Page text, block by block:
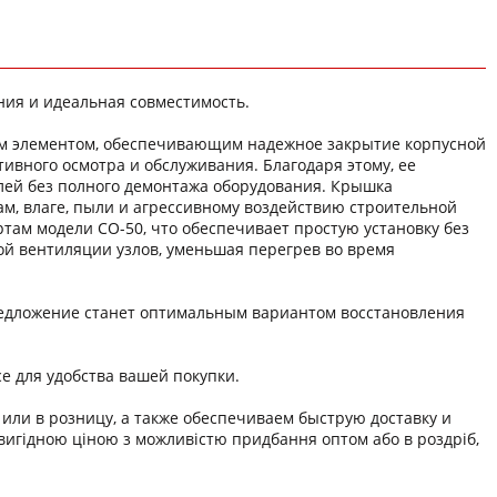
и идеальная совместимость.
элементом, обеспечивающим надежное закрытие корпусной
осмотра и обслуживания. Благодаря этому, ее
без полного демонтажа оборудования. Крышка
влаге, пыли и агрессивному воздействию строительной
модели СО-50, что обеспечивает простую установку без
вентиляции узлов, уменьшая перегрев во время
станет оптимальным вариантом восстановления
для удобства вашей покупки.
в розницу, а также обеспечиваем быструю доставку и
ціною з можливістю придбання оптом або в роздріб,